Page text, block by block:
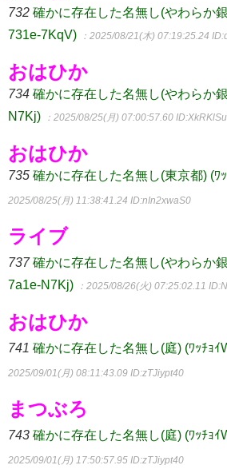
732 確かに存在した名無し(やわらか
731e-7KqV)
：2025/08/21(木) 07:19:25.24
おはひか
734 確かに存在した名無し(やわらか
N7Kj)
：2025/08/25(月) 07:00:57.60
おはひか
735 確かに存在した名無し(東京都) (ﾜ
2025/08/25(月) 11:38:41.24 ID:nIn2xwaS0
ライブ
737 確かに存在した名無し(やわらか
7a1e-N7Kj)
：2025/08/26(火) 07:25:02.11
おはひか
741 確かに存在した名無し(庭) (ﾜｯﾁｮｲ
2025/09/01(月) 08:11:43.09 ID:zTJiypt40
まつぶろ
743 確かに存在した名無し(庭) (ﾜｯﾁｮｲ
2025/09/01(月) 17:50:57.95 ID:zTJiypt40